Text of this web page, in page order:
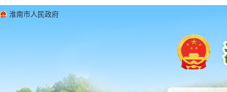
淮南市人民政府